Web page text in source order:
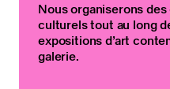
Nous organiserons
culturels tout au long
expositions d’art
galerie.